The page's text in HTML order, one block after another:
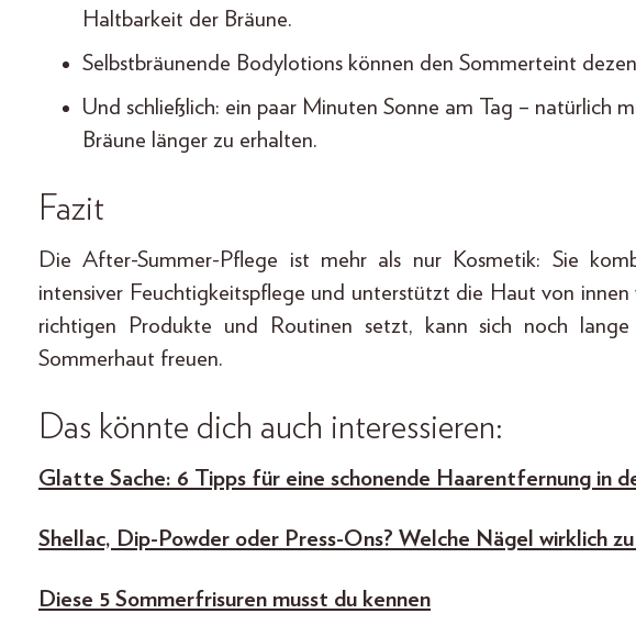
Haltbarkeit der Bräune.
Selbstbräunende Bodylotions können den Sommerteint
Und schließlich: ein paar Minuten Sonne am Tag – natürlich
Bräune länger zu erhalten.
Fazit
Die After-Summer-Pflege ist mehr als nur Kosmetik: Sie
intensiver Feuchtigkeitspflege und unterstützt die Haut von
richtigen Produkte und Routinen setzt, kann sich noch lange
Sommerhaut freuen.
Das könnte dich auch interessieren:
Glatte Sache: 6 Tipps für eine schonende Haarentfernung in
Shellac, Dip-Powder oder Press-Ons? Welche Nägel wirklich
Diese 5 Sommerfrisuren musst du kennen